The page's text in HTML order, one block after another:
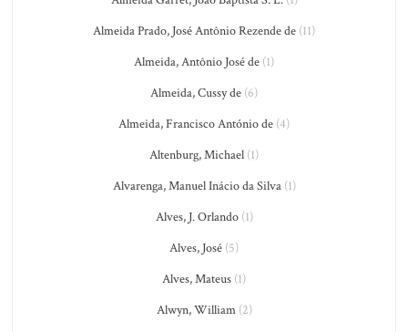
Almeida Prado, José Antônio Rezende de (11)
Almeida, Antônio José de (1)
Almeida, Cussy de (6)
Almeida, Francisco António de (4)
Altenburg, Michael (1)
Alvarenga, Manuel Inácio da Silva(1)
Alves, J. Orlando(1)
Alves, José (5)
Alves, Mateus (1)
Alwyn, William(2)